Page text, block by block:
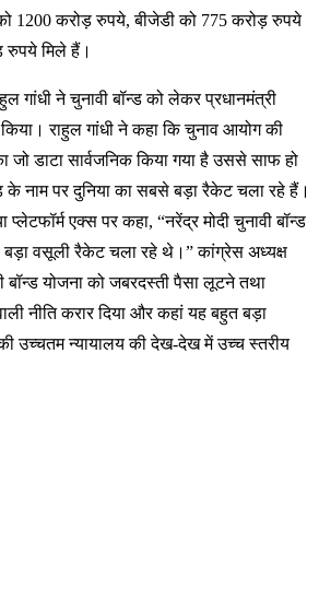
1200 करोड़ रुपये, बीजेडी को 775 करोड़ रुपये
रुपये मिले हैं।
गांधी ने चुनावी बॉन्ड को लेकर प्रधानमंत्री
किया। राहुल गांधी ने कहा कि चुनाव आयोग की
जो डाटा सार्वजनिक किया गया है उससे साफ हो
के नाम पर दुनिया का सबसे बड़ा रैकेट चला रहे हैं।
प्लेटफॉर्म एक्स पर कहा, “नरेंद्र मोदी चुनावी बॉन्ड
बड़ा वसूली रैकेट चला रहे थे।” कांग्रेस अध्यक्ष
बॉन्ड योजना को जबरदस्ती पैसा लूटने तथा
नीति करार दिया और कहां यह बहुत बड़ा
उच्चतम न्यायालय की देख-देख में उच्च स्तरीय